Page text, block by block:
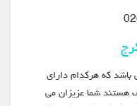
باشد که هرکدام دارای
هستند شما عزیزان می